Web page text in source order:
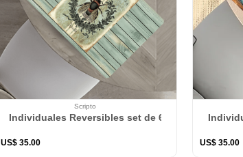
Scripto
Individuales Reversibles set de 6 rectangular
US$ 35.00 US$ 35.00